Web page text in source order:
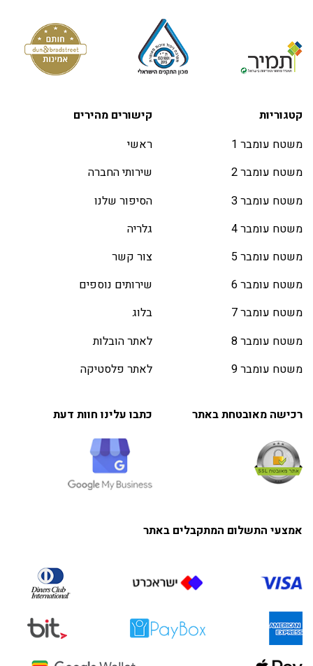
קטגוריות
משטח עומבר 1
משטח עומבר 2
משטח עומבר 3
משטח עומבר 4
משטח עומבר 5
משטח עומבר 6
משטח עומבר 7
משטח עומבר 8
משטח עומבר 9
רכישה מאובטחת באתר
קישורים מהירים
ראשי
שירותי החברה
הסיפור שלנו
גלריה
צור קשר
שירותים נוספים
בלוג
לאתר הובלות
לאתר פלסטיקה
כתבו עלינו חוות דעת
אמצעי התשלום המתקבלים באתר